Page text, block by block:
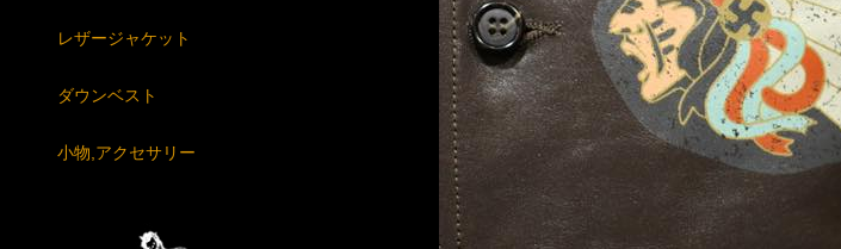
レザージャケット
ダウンベスト
小物,アクセサリー